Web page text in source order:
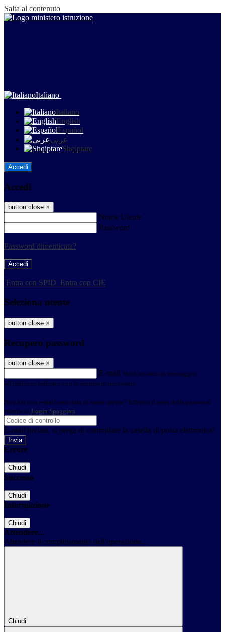
Salta al contenuto
Italiano
Italiano
English
Español
عربى
Shqiptare
Accedi
Accedi
button close ×
Nome Utente
Password
Password dimenticata?
-
Entra con SPID Entra con CIE
Seleziona utente
button close ×
Recupero password
button close ×
E-mail Verrà inviato un messaggio
all'indirizzo indicato con le istruzioni necessarie.
Non hai una e-mail associata al nome utente? Effettua il reset della password
tramite la Login Spaggiari
E-mail inviata, si prega di controllare la casella di posta elettronica!
Errore
Chiudi
Successo
Chiudi
Informazione
Chiudi
Attendere...
Attendere il completamento dell'operazione...
Chiudi